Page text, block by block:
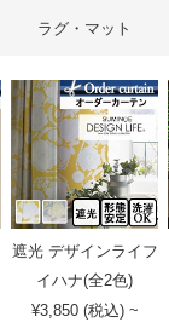
ラグ・マット
遮光 デザインライフ
イハナ(全2色)
¥3,850 (税込) ~